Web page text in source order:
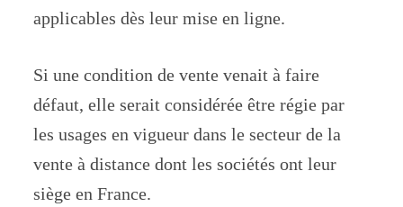
applicables dès leur mise en ligne.
Si une condition de vente venait à faire
défaut, elle serait considérée être régie par
les usages en vigueur dans le secteur de la
vente à distance dont les sociétés ont leur
siège en France.